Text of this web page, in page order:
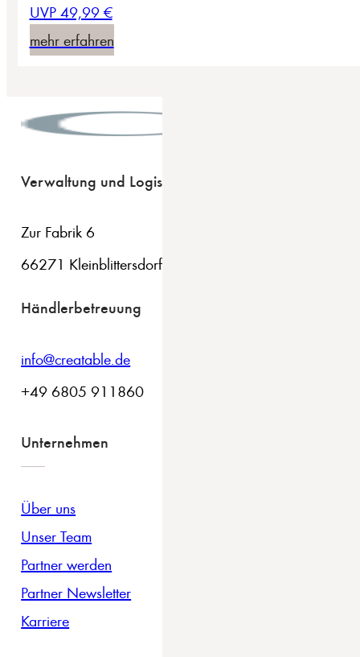
UVP 49,99 €
mehr erfahren
Verwaltung und Logistik
Zur Fabrik 6
66271 Kleinblittersdorf
Händlerbetreuung
info@creatable.de
+49 6805 911860
Unternehmen
Über uns
Unser Team
Partner werden
Partner Newsletter
Karriere